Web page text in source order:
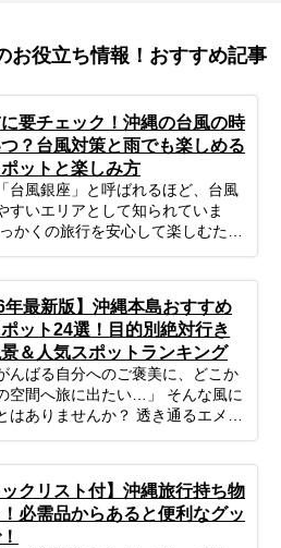
お役立ち情報！おすすめ記事
要チェック！沖縄の台風の時
？台風対策と雨でも楽しめる
ットと楽しみ方
台風銀座」と呼ばれるほど、台風
すいエリアとして知られていま
かくの旅行を安心して楽しむため
年最新版】沖縄本島おすすめ
ット24選！目的別絶対行き
＆人気スポットランキング
んばる自分へのご褒美に、どこか
空間へ旅に出たい…」 そんな風に
はありませんか？ 透き通るエメラ
レッシュさせてくれる最高の場所
の記事では、プロのツアーコーデ
ーが厳選した沖縄本島のおすすめ
ックリスト付】沖縄旅行持ち物
必需品からあると便利なグッ